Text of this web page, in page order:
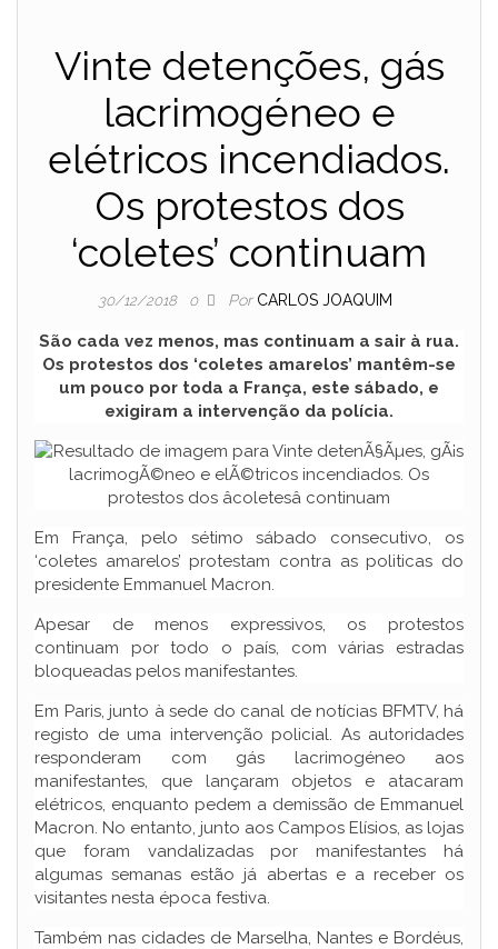
Vinte detenções, gás
lacrimogéneo e
elétricos incendiados.
Os protestos dos
‘coletes’ continuam
30/12/2018 0 Por CARLOS JOAQUIM
São cada vez menos, mas continuam a sair à rua.
Os protestos dos ‘coletes amarelos’ mantêm-se
um pouco por toda a França, este sábado, e
exigiram a intervenção da polícia.
Em França, pelo sétimo sábado consecutivo, os
‘coletes amarelos’ protestam contra as politicas do
presidente Emmanuel Macron.
Apesar de menos expressivos, os protestos
continuam por todo o país, com várias estradas
bloqueadas pelos manifestantes.
Em Paris, junto à sede do canal de notícias BFMTV, há
registo de uma intervenção policial. As autoridades
responderam com gás lacrimogéneo aos
manifestantes, que lançaram objetos e atacaram
elétricos, enquanto pedem a demissão de Emmanuel
Macron. No entanto, junto aos Campos Elísios, as lojas
que foram vandalizadas por manifestantes há
algumas semanas estão já abertas e a receber os
visitantes nesta época festiva.
Também nas cidades de Marselha, Nantes e Bordéus,